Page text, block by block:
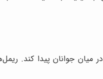
میان جوانان پیدا کند.